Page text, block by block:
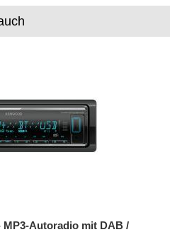
MP3-Autoradio mit DAB /